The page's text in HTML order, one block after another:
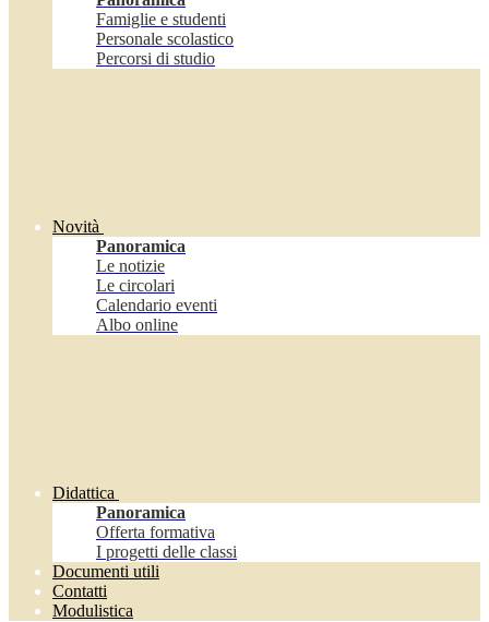
Famiglie e studenti
Personale scolastico
Percorsi di studio
Novità
Panoramica
Le notizie
Le circolari
Calendario eventi
Albo online
Didattica
Panoramica
Offerta formativa
I progetti delle classi
Documenti utili
Contatti
Modulistica